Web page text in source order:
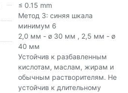
≤ 0.15 mm
Метод 3: синяя шкала
минимум 6
2,0 мм - ø 30 мм , 2,5 мм - ø
40 мм
Устойчив к разбавленным
кислотам, маслам, жирам и
обычным растворителям. Не
устойчив к длительному